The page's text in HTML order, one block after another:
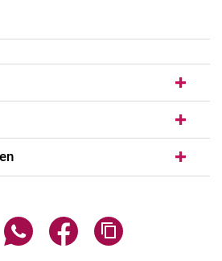
über E-Mail teilen
Seite über WhatsApp teilen
Seite über Facebook